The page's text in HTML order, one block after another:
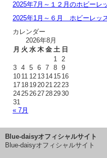
2025年7月～１２月のホビーレ
2025年1月～６月 ホビーレッ
カレンダー
2026年8月
月 火 水 木 金 土 日
1 2
3 4 5 6 7 8 9
10 11 12 13 14 15 16
17 18 1920212223
24252627282930
31
« 7月
Blue-daisyオフィシャルサイト
Blue-daisyオフィシャルサイト